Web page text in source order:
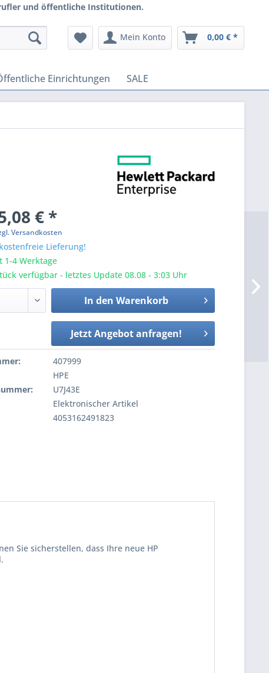
und öffentliche Institutionen.
Mein Konto 0,00 € *
Einrichtungen SALE
€ *
Versandkosten
Lieferung!
1-4 Werktage
verfügbar - letztes Update 08.08 - 3:03 Uhr
In den Warenkorb
Jetzt Angebot anfragen!
407999
HPE
U7J43E
Elektronischer Artikel
4053162491823
Sie sicherstellen, dass Ihre neue HP